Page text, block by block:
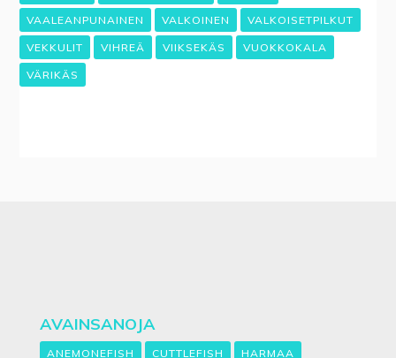
VAALEANPUNAINEN VALKOINEN VALKOISETPILKUT
VEKKULIT VIHREÄ VIIKSEKÄS VUOKKOKALA
VÄRIKÄS
AVAINSANOJA
ANEMONEFISH CUTTLEFISH HARMAA